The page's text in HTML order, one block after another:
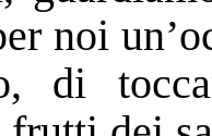
noi
di